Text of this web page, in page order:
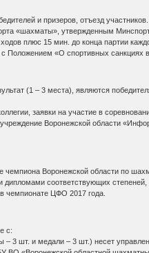
и призеров, отъезд участников.
«шахматы», утвержденным
плюс 15 мин. до конца партии
с Положением «О спортивных
(1 – 3 места), являются
заявки на участие в
Воронежской области
чемпиона Воронежской области по
соответствующих
чемпионате ЦФО 2017 года.
с:
3 шт. и медали – 3 шт.) несет